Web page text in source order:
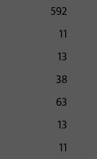
592
11
13
38
63
13
11